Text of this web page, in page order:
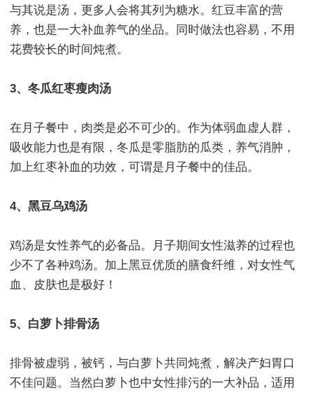
与其说是汤，更多人会将其列为糖水。红豆丰富的营
养，也是一大补血养气的坐品。同时做法也容易，不用
花费较长的时间炖煮。
3、冬瓜红枣瘦肉汤
在月子餐中，肉类是必不可少的。作为体弱血虚人群，
吸收能力也是有限，冬瓜是零脂肪的瓜类，养气消肿，
加上红枣补血的功效，可谓是月子餐中的佳品。
4、黑豆乌鸡汤
鸡汤是女性养气的必备品。月子期间女性滋养的过程也
少不了各种鸡汤。加上黑豆优质的膳食纤维，对女性气
血、皮肤也是极好！
5、白萝卜排骨汤
排骨被虚弱，被钙，与白萝卜共同炖煮，解决产妇胃口
不佳问题。当然白萝卜也中女性排污的一大补品，适用